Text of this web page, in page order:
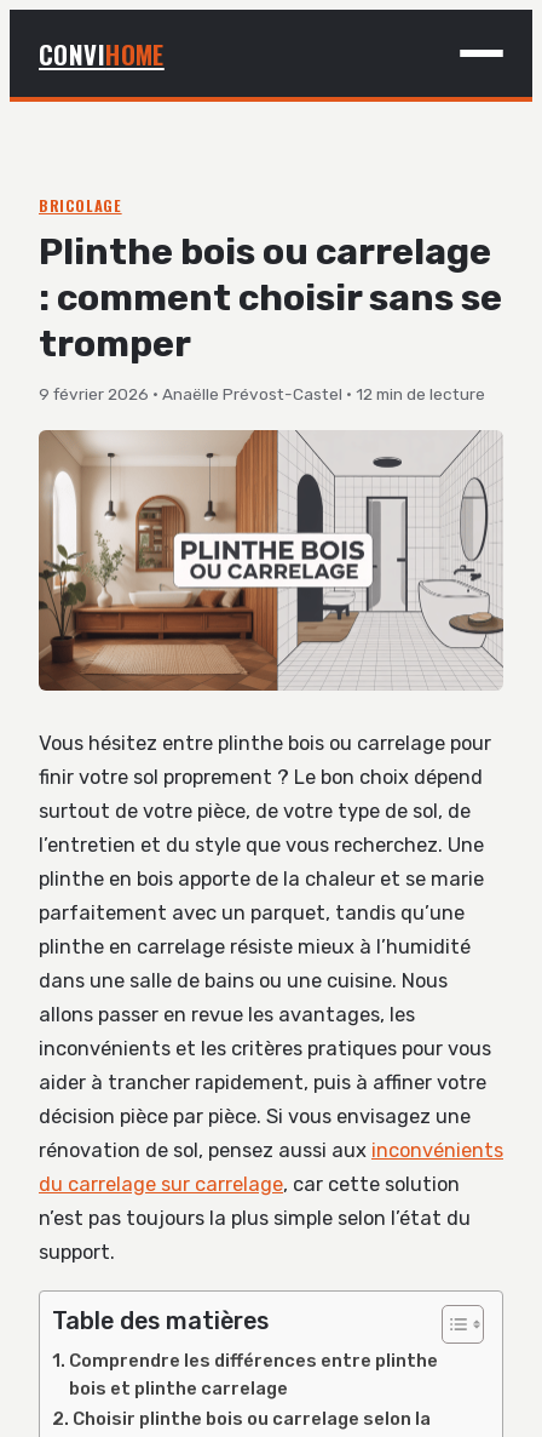
CONVIHOME
BRICOLAGE
DÉCO
JARDINAGE
BRICOLAGE
Plinthe bois ou carrelage
: comment choisir sans se
tromper
9 février 2026 · Anaëlle Prévost-Castel · 12 min de lecture
Vous hésitez entre plinthe bois ou carrelage pour
finir votre sol proprement ? Le bon choix dépend
surtout de votre pièce, de votre type de sol, de
l’entretien et du style que vous recherchez. Une
plinthe en bois apporte de la chaleur et se marie
parfaitement avec un parquet, tandis qu’une
plinthe en carrelage résiste mieux à l’humidité
dans une salle de bains ou une cuisine. Nous
allons passer en revue les avantages, les
inconvénients et les critères pratiques pour vous
aider à trancher rapidement, puis à affiner votre
décision pièce par pièce. Si vous envisagez une
rénovation de sol, pensez aussi aux inconvénients
du carrelage sur carrelage, car cette solution
n’est pas toujours la plus simple selon l’état du
support.
Table des matières
Comprendre les différences entre plinthe
bois et plinthe carrelage
Choisir plinthe bois ou carrelage selon la